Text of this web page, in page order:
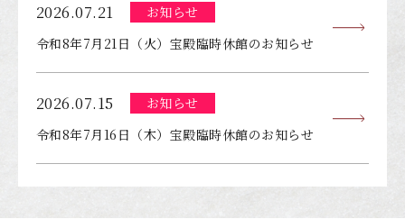
2026.07.21
お知らせ
令和8年7月21日（火）宝殿臨時休館のお知らせ
2026.07.15
お知らせ
令和8年7月16日（木）宝殿臨時休館のお知らせ